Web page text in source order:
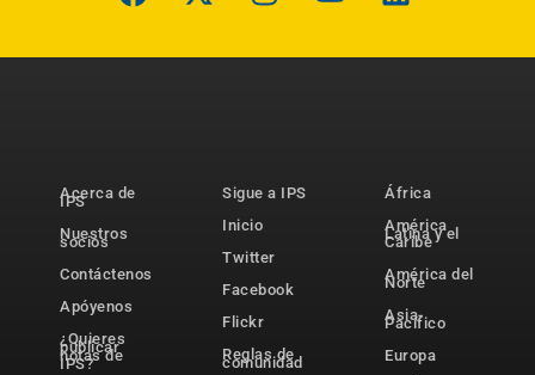
Acerca de
IPS
Nuestros
socios
Contáctenos
Apóyenos
¿Quieres
publicar
notas de
IPS?
Sigue a IPS
Inicio
Twitter
Facebook
Flickr
Reglas de
comunidad
África
América
Latina y el
Caribe
América del
Norte
Asia-
Pacífico
Europa